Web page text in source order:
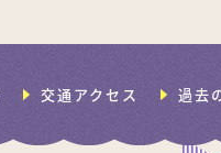
交通アクセス 過去